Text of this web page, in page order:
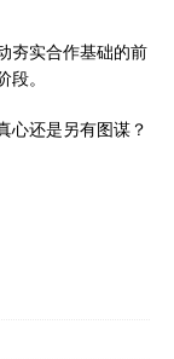
夯实合作基础的前
。
心还是另有图谋？